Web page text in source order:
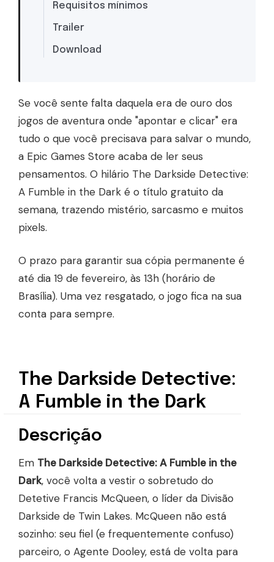
Requisitos mínimos
Trailer
Download
Se você sente falta daquela era de ouro dos
jogos de aventura onde "apontar e clicar" era
tudo o que você precisava para salvar o mundo,
a Epic Games Store acaba de ler seus
pensamentos. O hilário The Darkside Detective:
A Fumble in the Dark é o título gratuito da
semana, trazendo mistério, sarcasmo e muitos
pixels.
O prazo para garantir sua cópia permanente é
até dia 19 de fevereiro, às 13h (horário de
Brasília). Uma vez resgatado, o jogo fica na sua
conta para sempre.
The Darkside Detective:
A Fumble in the Dark
Descrição
Em The Darkside Detective: A Fumble in the
Dark, você volta a vestir o sobretudo do
Detetive Francis McQueen, o líder da Divisão
Darkside de Twin Lakes. McQueen não está
sozinho: seu fiel (e frequentemente confuso)
parceiro, o Agente Dooley, está de volta para